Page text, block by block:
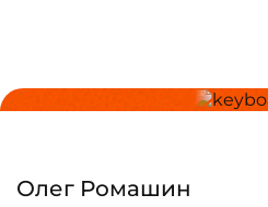
Олег Ромашин